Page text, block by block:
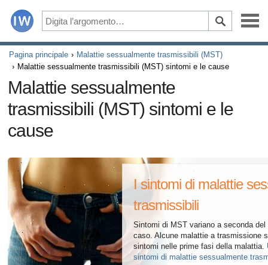
Malattie
Sintomi
Farmaci e integratori
Una vita sana
Tutti gli articoli su sistema riproduttivo maschile
Tutti gli articoli su malattie sessualmente trasmesse
Tutti gli articoli su relazioni e disfunzione erettile
Tutti gli articoli su come il vostro cuore influisce sulla
Pagina principale
Malattie sessualmente trasmissibili (MST)
Malattie sessualmente trasmissibili (MST) sintomi e le cause
Malattie sessualmente
trasmissibili (MST) sintomi e le
cause
I sintomi di malattie
trasmissibili
Sintomi di MST variano a seconda
caso. Alcune malattie a trasmissione
sintomi nelle prime fasi della malattia.
sintomi di malattie sessualmente